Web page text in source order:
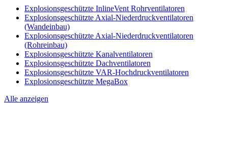
Explosionsgeschützte InlineVent Rohrventilatoren
Explosionsgeschützte Axial-Niederdruckventilatoren
(Wandeinbau)
Explosionsgeschützte Axial-Niederdruckventilatoren
(Rohreinbau)
Explosionsgeschützte Kanalventilatoren
Explosionsgeschützte Dachventilatoren
Explosionsgeschützte VAR-Hochdruckventilatoren
Explosionsgeschützte MegaBox
Alle anzeigen